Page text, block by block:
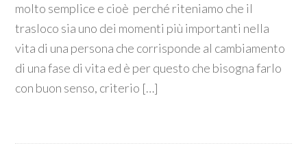
molto semplice e cioè perché riteniamo che il
trasloco sia uno dei momenti più importanti nella
vita di una persona che corrisponde al cambiamento
di una fase di vita ed è per questo che bisogna farlo
con buon senso, criterio […]